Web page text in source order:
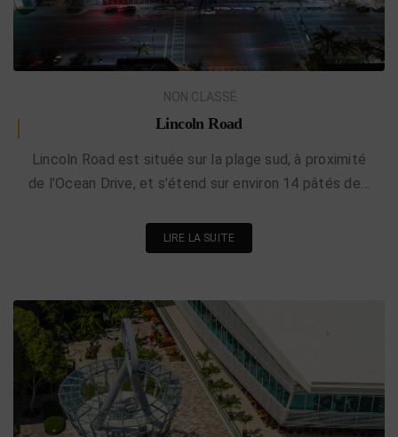
NON CLASSÉ
Lincoln Road
Lincoln Road est située sur la plage sud, à proximité
de l’Ocean Drive, et s’étend sur environ 14 pâtés de…
LIRE LA SUITE